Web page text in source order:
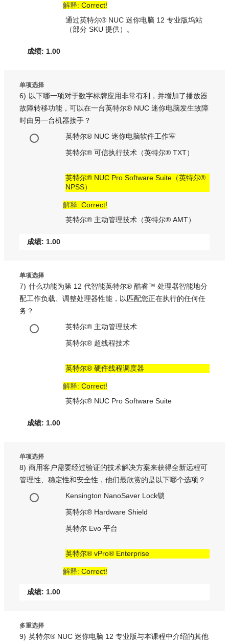
解释: Correct!
通过英特尔® NUC 迷你电脑 12 专业版坞站
（部分 SKU 提供）。
成绩: 1.00
单项选择
6) 以下哪一项对于数字标牌应用非常有利，并增加了播放器
故障转移功能，可以在一台英特尔® NUC 迷你电脑发生故障
时由另一台机器接手？
英特尔® NUC 迷你电脑软件工作室
英特尔® 可信执行技术（英特尔® TXT）
英特尔® NUC Pro Software Suite（英特尔®
NPSS）
解释: Correct!
英特尔® 主动管理技术（英特尔® AMT）
成绩: 1.00
单项选择
7) 什么功能为第 12 代智能英特尔® 酷睿™ 处理器智能地分
配工作负载、调整处理器性能，以匹配您正在执行的任何任
务？
英特尔® 主动管理技术
英特尔® 超线程技术
英特尔® 硬件线程调度器
解释: Correct!
英特尔® NUC Pro Software Suite
成绩: 1.00
单项选择
8) 商用客户需要经过验证的技术解决方案来获得全新远程可
管理性、稳定性和安全性，他们最欣赏的是以下哪个选项？
Kensington NanoSaver Lock锁
英特尔® Hardware Shield
英特尔 Evo 平台
英特尔® vPro® Enterprise
解释: Correct!
成绩: 1.00
多重选择
9) 英特尔® NUC 迷你电脑 12 专业版与本课程中介绍的其他